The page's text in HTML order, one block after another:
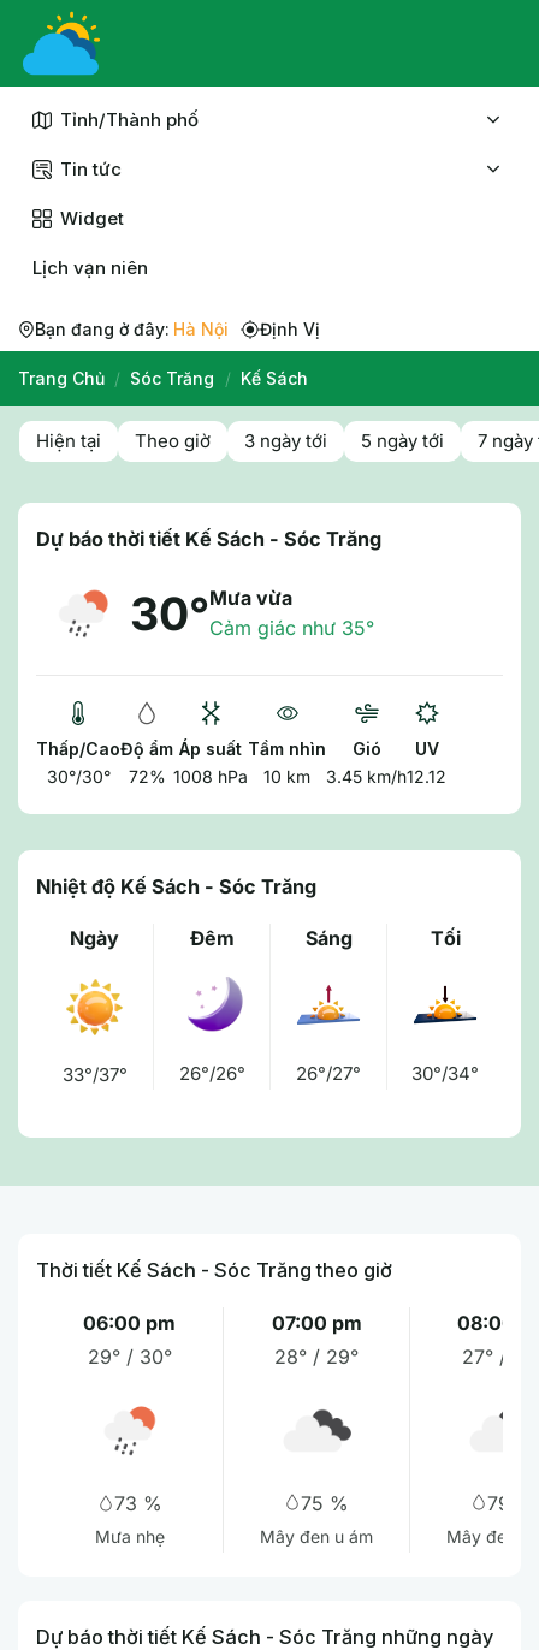
Chuyển
nội
Tỉnh/Thành phố
Tin tức
Widget
Lịch vạn niên
Bạn đang ở đây: Hà Nội Định Vị
Trang Chủ / Sóc Trăng / Kế Sách
Hiện tại Theo giờ 3 ngày tới 5 ngày tới 7 ngày
Dự báo thời tiết Kế Sách - Sóc Trăng
30°Mưa vừa
Cảm giác như 35°
Thấp/Cao
30°/30°
Độ ẩm
72%
Áp suất
1008 hPa
Tầm nhìn
10 km
Gió
3.45 km/h
UV
12.12
Nhiệt độ Kế Sách - Sóc Trăng
Ngày
33°/37°
Đêm
26°/26°
Sáng
26°/27°
Tối
30°/34°
Thời tiết Kế Sách - Sóc Trăng theo giờ
06:00 pm
29° / 30°
73 %
Mưa nhẹ
07:00 pm
28° / 29°
75 %
Mây đen u ám
08:00
27° /
79 %
Mây đen u
Dự báo thời tiết Kế Sách - Sóc Trăng những ngày